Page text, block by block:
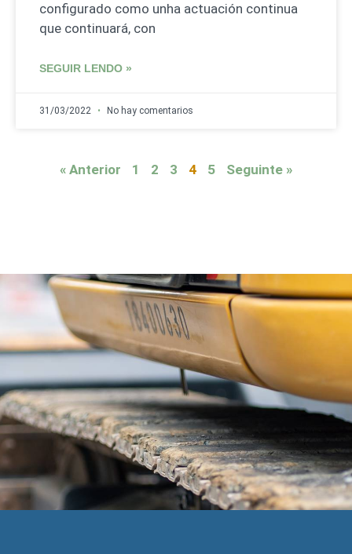
configurado como unha actuación continua
que continuará, con
SEGUIR LENDO »
31/03/2022 No hay comentarios
« Anterior 1 2 3 4 5 Seguinte »